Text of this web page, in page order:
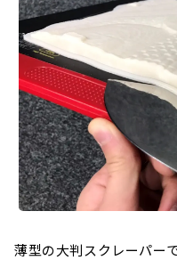
薄型の大判スクレーパー